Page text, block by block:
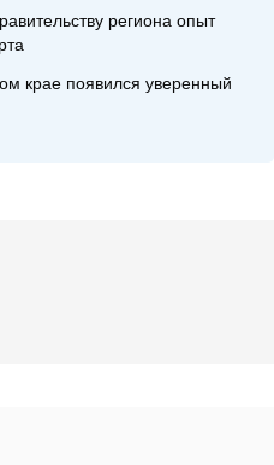
региона опыт
крае появился уверенный